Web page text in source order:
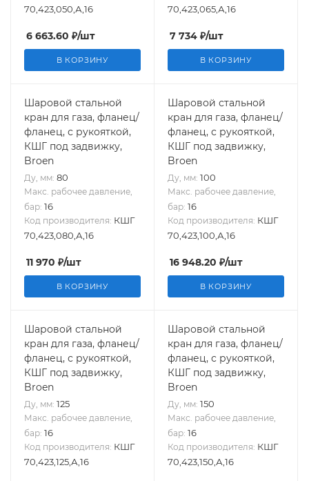
70,423,050,А,16
6 663.60 ₽/шт
В КОРЗИНУ
70,423,065,А,16
7 734 ₽/шт
В КОРЗИНУ
Шаровой стальной
кран для газа, фланец/
фланец, с рукояткой,
КШГ под задвижку,
Broen
Ду, мм: 80
Макс. рабочее давление,
бар: 16
Код производителя: КШГ
70,423,080,А,16
11 970 ₽/шт
В КОРЗИНУ
Шаровой стальной
кран для газа, фланец/
фланец, с рукояткой,
КШГ под задвижку,
Broen
Ду, мм: 100
Макс. рабочее давление,
бар: 16
Код производителя: КШГ
70,423,100,А,16
16 948.20 ₽/шт
В КОРЗИНУ
Шаровой стальной
кран для газа, фланец/
фланец, с рукояткой,
КШГ под задвижку,
Broen
Ду, мм: 125
Макс. рабочее давление,
бар: 16
Код производителя: КШГ
70,423,125,А,16
Шаровой стальной
кран для газа, фланец/
фланец, с рукояткой,
КШГ под задвижку,
Broen
Ду, мм: 150
Макс. рабочее давление,
бар: 16
Код производителя: КШГ
70,423,150,А,16